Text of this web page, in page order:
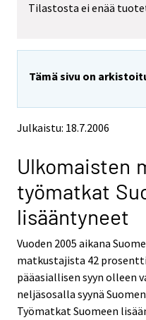
Tilastosta ei enää
Tämä sivu on
Julkaistu: 18.7.2006
Ulkomaisten
työmatkat
lisääntyneet
Vuoden 2005 aikana
matkustajista 42
pääasiallisen syyn olleen
neljäsosalla syynä
Työmatkat Suomeen